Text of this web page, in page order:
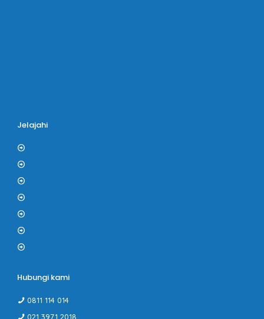
Jelajahi
Hubungi kami
0811 114 014
021 3971 2018